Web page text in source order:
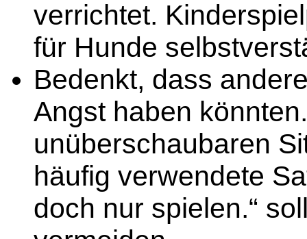
verrichtet.
für Hunde
Bedenkt, dass
Angst haben
unüberschaubaren
häufig verwendete
doch nur spielen.“